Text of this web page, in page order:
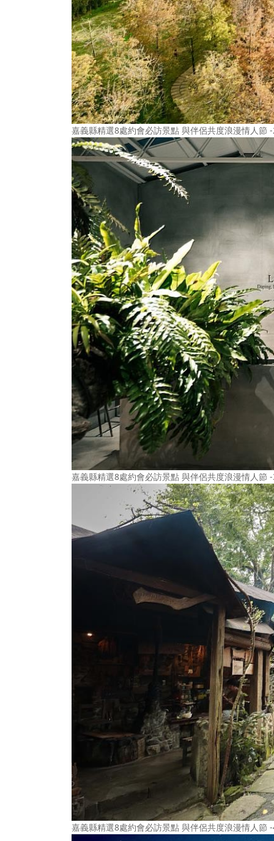
嘉義縣精選8處約會必訪景點 與伴侶共度浪漫情人節
嘉義縣精選8處約會必訪景點 與伴侶共度浪漫情人節
嘉義縣精選8處約會必訪景點 與伴侶共度浪漫情人節